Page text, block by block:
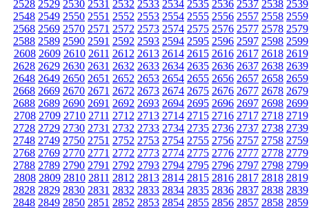
2528 2529 2530 2531 2532 2533 2534 2535 2536 2537 2538 2539
2548 2549 2550 2551 2552 2553 2554 2555 2556 2557 2558 2559
2568 2569 2570 2571 2572 2573 2574 2575 2576 2577 2578 2579
2588 2589 2590 2591 2592 2593 2594 2595 2596 2597 2598 2599
2608 2609 2610 2611 2612 2613 2614 2615 2616 2617 2618 2619
2628 2629 2630 2631 2632 2633 2634 2635 2636 2637 2638 2639
2648 2649 2650 2651 2652 2653 2654 2655 2656 2657 2658 2659
2668 2669 2670 2671 2672 2673 2674 2675 2676 2677 2678 2679
2688 2689 2690 2691 2692 2693 2694 2695 2696 2697 2698 2699
2708 2709 2710 2711 2712 2713 2714 2715 2716 2717 2718 2719
2728 2729 2730 2731 2732 2733 2734 2735 2736 2737 2738 2739
2748 2749 2750 2751 2752 2753 2754 2755 2756 2757 2758 2759
2768 2769 2770 2771 2772 2773 2774 2775 2776 2777 2778 2779
2788 2789 2790 2791 2792 2793 2794 2795 2796 2797 2798 2799
2808 2809 2810 2811 2812 2813 2814 2815 2816 2817 2818 2819
2828 2829 2830 2831 2832 2833 2834 2835 2836 2837 2838 2839
2848 2849 2850 2851 2852 2853 2854 2855 2856 2857 2858 2859